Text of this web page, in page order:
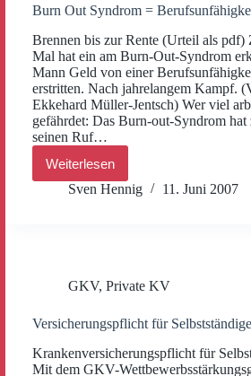
Burn Out Syndrom =
Brennen bis zur Rente (Urteil als pdf)
Mal hat ein am Burn-Out-Syndrom
Mann Geld von einer
erstritten. Nach jahrelangem Kampf.
Ekkehard Müller-Jentsch) Wer viel
gefährdet: Das Burn-out-Syndrom hat
seinen Ruf…
Weiterlesen
Burn
Out
Sven Hennig 11. Juni 2007
GKV, Private KV
Versicherungspflicht für Selbstständige
Krankenversicherungspflicht für
Mit dem GKV-